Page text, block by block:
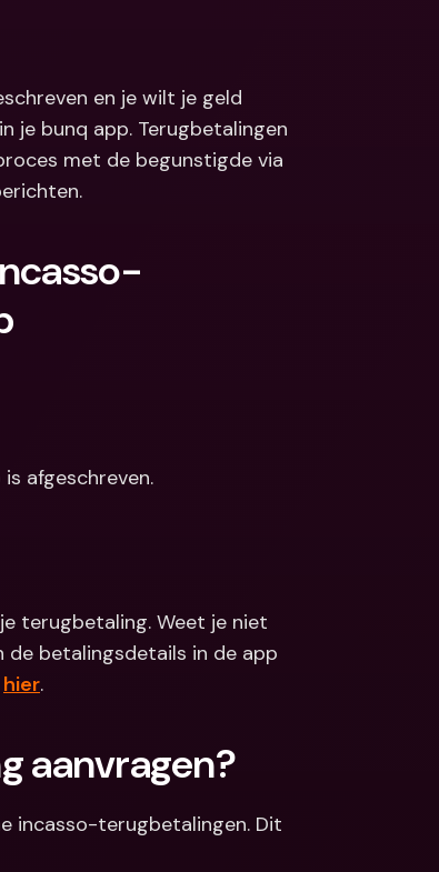
en je wilt je geld
je bunq app. Terugbetalingen
met de begunstigde via
afgeschreven.
terugbetaling. Weet je niet
de betalingsdetails in de app
hier.
aanvragen?
incasso-terugbetalingen. Dit